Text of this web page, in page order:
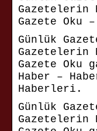
Gazete Oku
Günlük
Gazete Oku
Haber –
Haberleri.
Günlük